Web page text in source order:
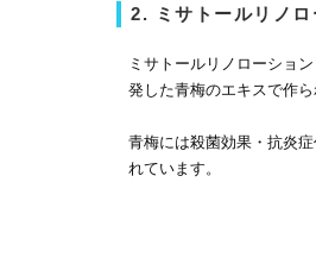
2. ミサトールリノ
ミサトールリノローショ
発した青梅のエキスで作
青梅には殺菌効果・抗炎
れています。